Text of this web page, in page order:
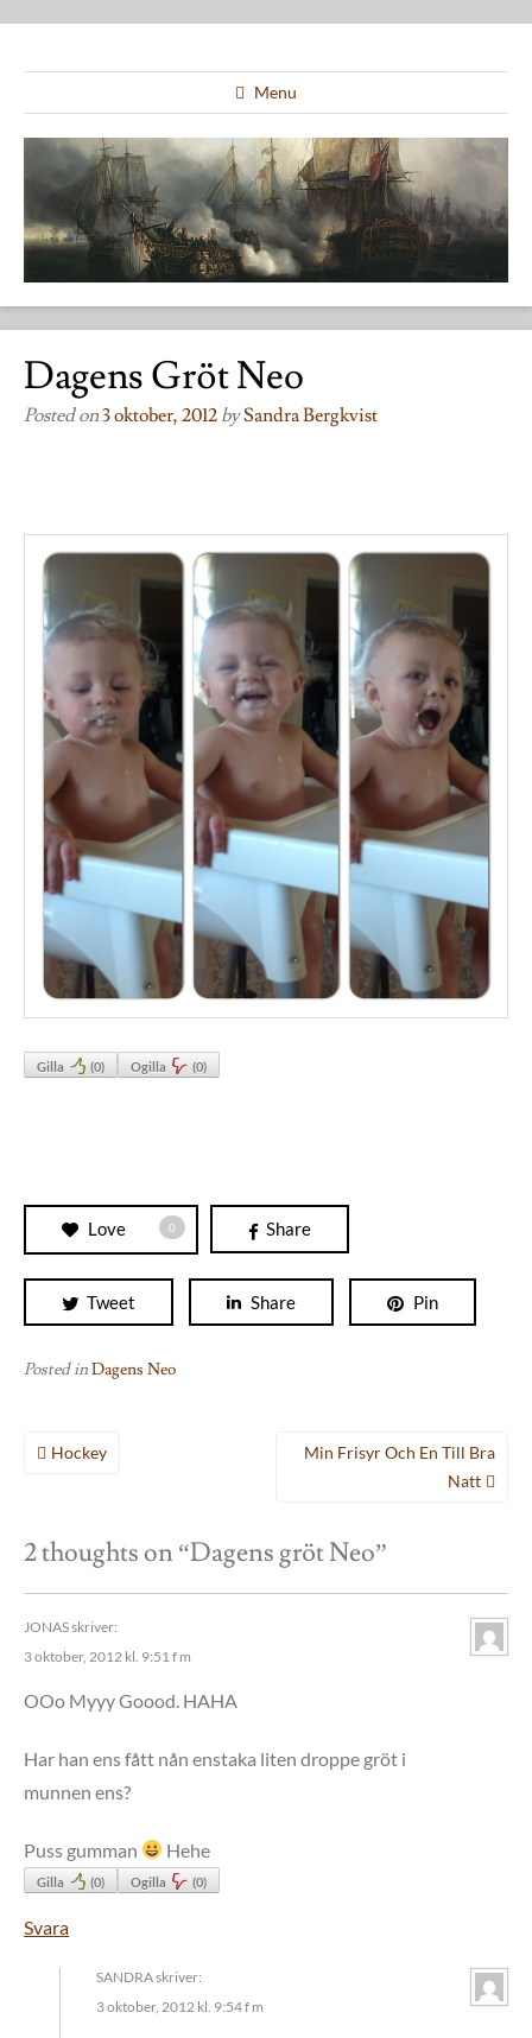
Menu
Dagens Gröt Neo
Posted on3 oktober, 2012 bySandra Bergkvist
Gilla (0) Ogilla (0)
Love 0 Share
Tweet Share Pin
Posted inDagens Neo
Inläggsnavigering
Hockey
Min Frisyr Och En Till Bra
Natt
2 thoughts on “Dagens gröt Neo”
JONASskriver:
3 oktober, 2012 kl. 9:51 f m
OOo Myyy Goood. HAHA
Har han ens fått nån enstaka liten droppe gröt i
munnen ens?
Puss gumman Hehe
Gilla (0) Ogilla (0)
Svara
SANDRAskriver:
3 oktober, 2012 kl. 9:54 f m